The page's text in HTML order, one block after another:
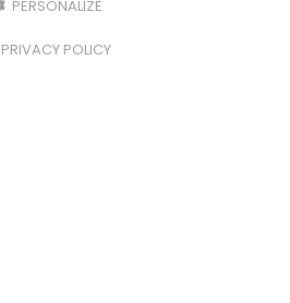
PERSONALIZE
PRIVACY POLICY